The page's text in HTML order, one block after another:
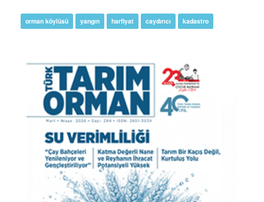
orman köylüsü yangın harfiyat caydırıcı kadastro